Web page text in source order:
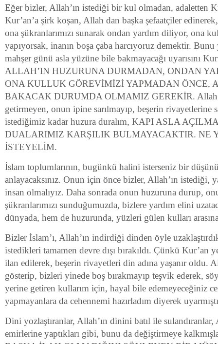
Eğer bizler, Allah’ın istediği bir kul olmadan, adaletten
Kur’an’a şirk koşan, Allah dan başka şefaatçiler
ona şükranlarımızı sunarak ondan yardım diliyor, ona
yapıyorsak, inanın boşa çaba harcıyoruz demektir.
mahşer günü asla yüzüne bile bakmayacağı uyarısını
ALLAH’IN HUZURUNA DURMADAN, ONDAN
ONA KULLUK GÖREVİMİZİ YAPMADAN ÖNCE,
BAKACAK DURUMDA OLMAMIZ GEREKİR.
getirmeyen, onun ipine sarılmayıp, beşerin rivayetlerine
istediğimiz kadar huzura duralım, KAPI ASLA
DUALARIMIZ KARŞILIK BULMAYACAKTIR. NE
İSTEYELİM.
İslam toplumlarının, bugünkü halini isterseniz bir
anlayacaksınız. Onun için önce bizler, Allah’ın istediği,
insan olmalıyız. Daha sonrada onun huzuruna durup,
şükranlarımızı sunduğumuzda, bizlere yardım elini
dünyada, hem de huzurunda, yüzleri gülen kulları
Bizler İslam’ı, Allah’ın indirdiği dinden öyle
istedikleri tamamen devre dışı bırakıldı. Çünkü Kur’an
ilan edilerek, beşerin rivayetleri din adına yaşanır oldu.
gösterip, bizleri yinede boş bırakmayıp teşvik ederek,
yerine getiren kullarım için, hayal bile edemeyeceğiniz
yapmayanlara da cehennemi hazırladım diyerek
Dini yozlaştıranlar, Allah’ın dinini batıl ile sulandıranlar,
emirlerine yaptıkları gibi, bunu da değiştirmeye